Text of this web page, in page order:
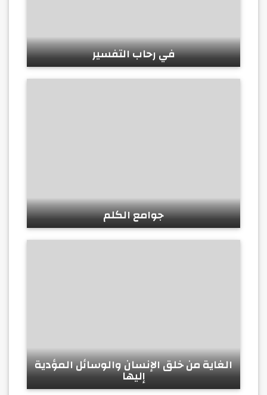
في رحاب التفسير
جوامع الكلم
الغاية من خلق الإنسان والوسائل المؤدية
إليها